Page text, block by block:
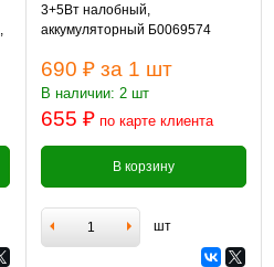
3+5Вт налобный,
аккумуляторный Б0069574
690 ₽ за 1 шт
В наличии: 2 шт
655 ₽ по карте клиента
В корзину
шт